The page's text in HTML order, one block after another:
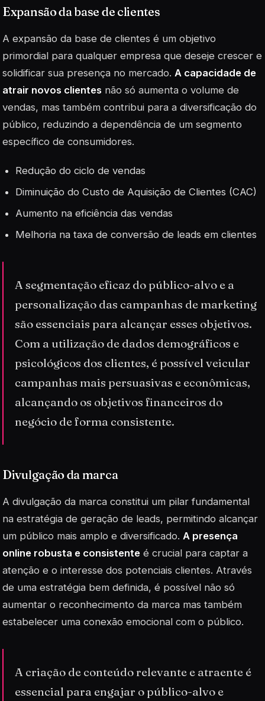
Expansão da base de clientes
A expansão da base de clientes é um objetivo
primordial para qualquer empresa que deseje crescer e
solidificar sua presença no mercado. A capacidade de
atrair novos clientes não só aumenta o volume de
vendas, mas também contribui para a diversificação do
público, reduzindo a dependência de um segmento
específico de consumidores.
Redução do ciclo de vendas
Diminuição do Custo de Aquisição de Clientes (CAC)
Aumento na eficiência das vendas
Melhoria na taxa de conversão de leads em clientes
A segmentação eficaz do público-alvo e a
personalização das campanhas de marketing
são essenciais para alcançar esses objetivos.
Com a utilização de dados demográficos e
psicológicos dos clientes, é possível veicular
campanhas mais persuasivas e econômicas,
alcançando os objetivos financeiros do
negócio de forma consistente.
Divulgação da marca
A divulgação da marca constitui um pilar fundamental
na estratégia de geração de leads, permitindo alcançar
um público mais amplo e diversificado. A presença
online robusta e consistente é crucial para captar a
atenção e o interesse dos potenciais clientes. Através
de uma estratégia bem definida, é possível não só
aumentar o reconhecimento da marca mas também
estabelecer uma conexão emocional com o público.
A criação de conteúdo relevante e atraente é
essencial para engajar o público-alvo e